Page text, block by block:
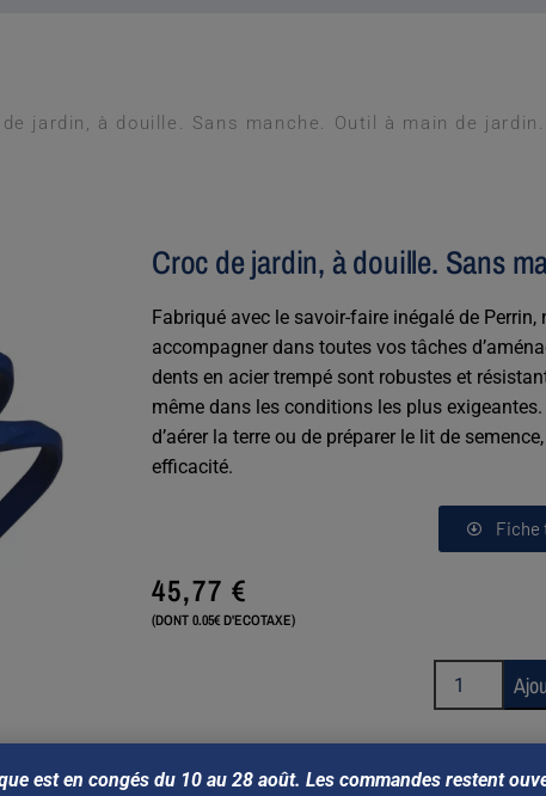
de jardin, à douille. Sans manche. Outil à main de jardin.
Croc de jardin, à douille. Sans
Fabriqué avec le savoir-faire inégalé de
accompagner dans toutes vos tâches
dents en acier trempé sont robustes et
même dans les conditions les plus
d’aérer la terre ou de préparer le lit de
efficacité.
Fiche
45,77€
(DONT 0.05€ D'ECOTAXE)
est en congés du 10 au 28 août. Les commandes restent